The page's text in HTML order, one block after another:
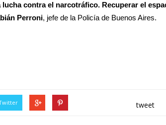
contra el narcotráfico. Recuperar el
Perroni, jefe de la Policía de Buenos Aires.
tweet